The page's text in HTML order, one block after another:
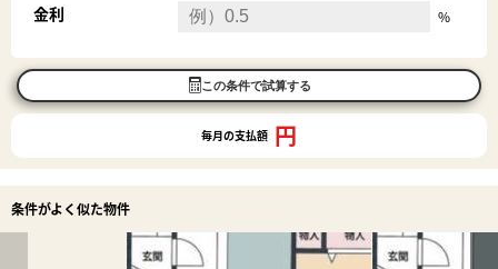
金利 %
この条件で試算する
毎月の支払額 円
条件がよく似た物件